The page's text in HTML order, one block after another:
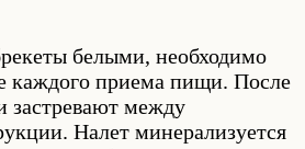
белыми, необходимо
каждого приема пищи. После
застревают между
Налет минерализуется